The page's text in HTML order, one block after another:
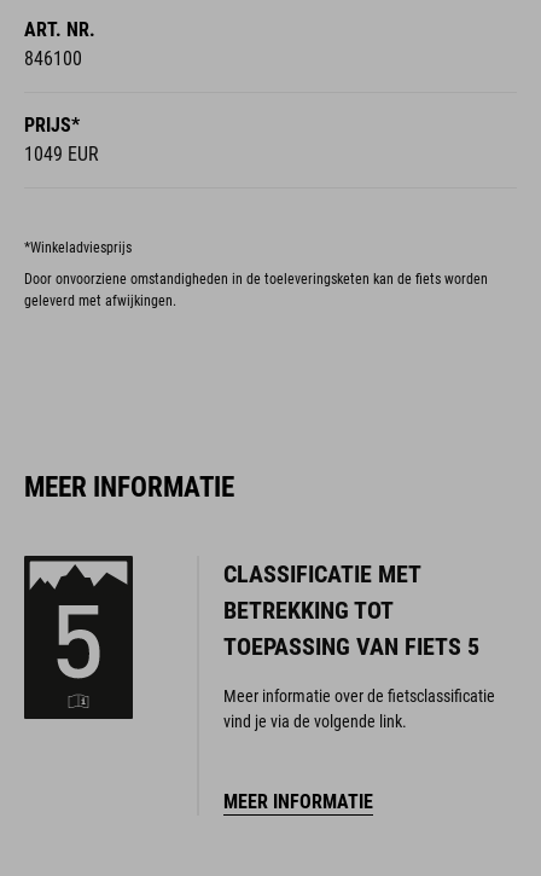
ART. NR.
846100
PRIJS*
1049 EUR
*Winkeladviesprijs
Door onvoorziene omstandigheden in de toeleveringsketen kan de fiets worden
geleverd met afwijkingen.
MEER INFORMATIE
CLASSIFICATIE MET
BETREKKING TOT
TOEPASSING VAN FIETS 5
Meer informatie over de fietsclassificatie
vind je via de volgende link.
MEER INFORMATIE